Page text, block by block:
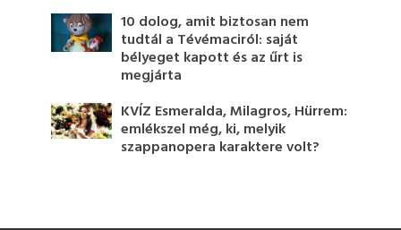
10 dolog, amit biztosan nem
tudtál a Tévémaciról: saját
bélyeget kapott és az űrt is
megjárta
KVÍZ Esmeralda, Milagros, Hürrem:
emlékszel még, ki, melyik
szappanopera karaktere volt?